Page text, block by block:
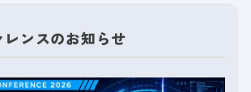
ンスのお知らせ